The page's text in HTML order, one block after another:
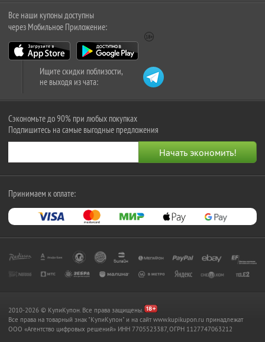
Все наши купоны доступны
через Мобильное Приложение:
Ищите скидки поблизости,
не выходя из чата:
Сэкономьте до 90% при любых покупках
Подпишитесь на самые выгодные предложения
Принимаем к оплате:
2010-2026 © КупиКупон. Все права защищены.
Все права на товарный знак "КупиКупон" и на сайт www.kupikupon.ru принадлежат
OOO «Агентство цифровых решений» ИНН 7705523387, ОГРН 1127747063212